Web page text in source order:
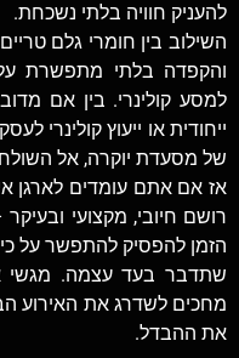
להעניק חוויה בלתי נשכחת.
השילוב בין חומרי גלם
והקפדה בלתי מתפשרת
למסע קולינרי. בין אם
ייחודית או ייעוץ קולינרי
של מסעדת יוקרה, אל
אז אם אתם עומדים לארגן
רושם חיובי, מקצועי
הזמן להפסיק להתפשר על
שתדבר בעד עצמה. מגשי
מחכים לשדרג את האירוע
את ההבדל.